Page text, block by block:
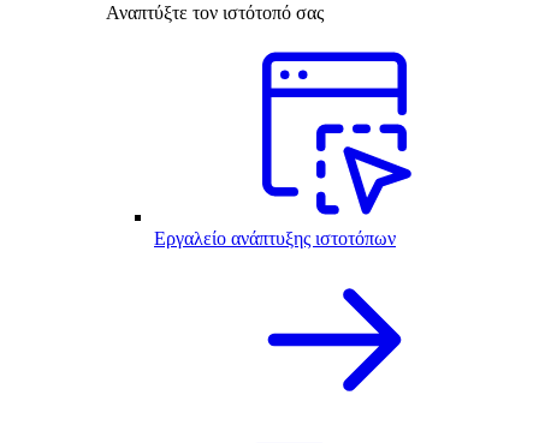
Αναπτύξτε τον ιστότοπό σας
Εργαλείο ανάπτυξης ιστοτόπων